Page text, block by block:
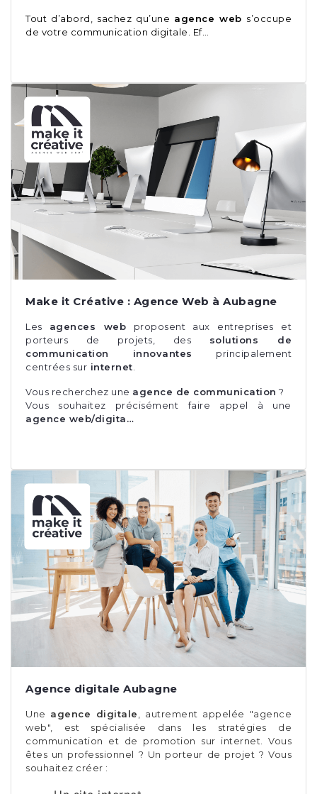
Tout d’abord, sachez qu’une agence web s’occupe
de votre communication digitale. Ef…
Make it Créative : Agence Web à Aubagne
Les agences web proposent aux entreprises et
porteurs de projets, des solutions de
communication innovantes
principalement
centrées sur internet.
Vous recherchez une agence de communication ?
Vous souhaitez précisément faire appel à une
agence web/digita…
Agence digitale Aubagne
Une agence digitale
, autrement appelée "agence
web", est spécialisée dans les stratégies de
communication et de promotion sur internet. Vous
êtes un professionnel ? Un porteur de projet ? Vous
souhaitez créer :